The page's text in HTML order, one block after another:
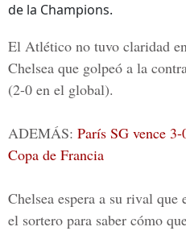
de la Champions.
El Atlético no tuvo claridad
Chelsea que golpeó a la
(2-0 en el global).
ADEMÁS: París SG vence
Copa de Francia
Chelsea espera a su rival que
el sortero para saber cómo